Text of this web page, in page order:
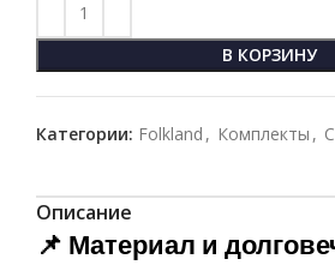
В КОРЗИНУ
Категории: Folkland , Комплекты ,
Описание
📌 Материал и